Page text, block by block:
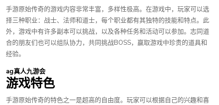
手游原始传奇的游戏内容非常丰富，多样性极高。在游戏中，玩家可以选
择三种职业：战士、法师和道士，每个职业都有其独特的技能和特点。此
外，游戏中有许多副本可以挑战，以及各种任务和活动可以参加。志同道
合的朋友们也可以组队协力，共同挑战BOSS，赢取游戏中珍贵的道具和
经验。
ag真人九游会
游戏特色
手游原始传奇的特色之一是超高的自由度。玩家可以根据自己的兴趣和喜